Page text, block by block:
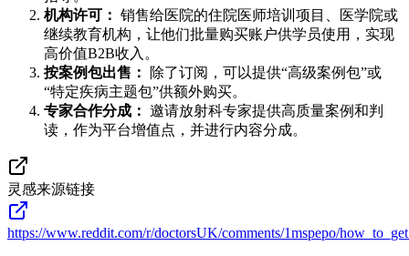
机构许可： 销售给医院的住院医师培训项目、医学院或
继续教育机构，让他们批量购买账户供学员使用，实现
高价值B2B收入。
按案例包出售：
除了订阅，可以提供“高级案例包”或
“特定疾病主题包”供额外购买。
专家合作分成： 邀请放射科专家提供高质量案例和判
读，作为平台增值点，并进行内容分成。
灵感来源链接
https://www.reddit.com/r/doctorsUK/comments/1mspepo/